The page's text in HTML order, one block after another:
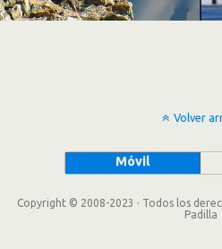
Volver
Móvil
Copyright © 2008-2023 · Todos los
Padilla